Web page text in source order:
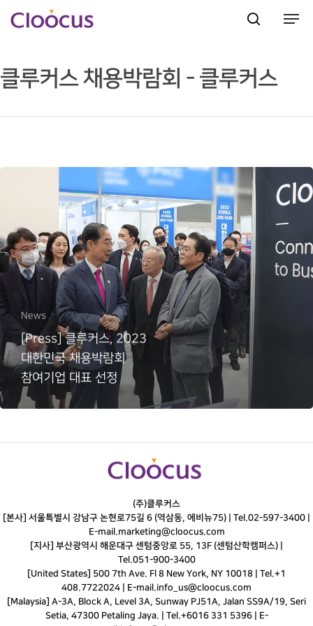
Hit enter to search or ESC to close
클루커스 채용박람회 - 클루커스
News
[Press] 클루커스, 2023
대한민국 채용박람회
참여기업 대표 선정
(주)클루커스
[본사] 서울특별시 강남구 논현로75길 6 (역삼동, 에비뉴75) | Tel.02-597-3400
E-mail.marketing@cloocus.com
[지사] 부산광역시 해운대구 센텀중앙로 55, 13F (센텀산학캠퍼스) |
Tel.051-900-3400
[United States] 500 7th Ave. Fl 8 New York, NY 10018 | Tel.+1
408.7722024 | E-mail.info_us@cloocus.com
[Malaysia] A-3A, Block A, Level 3A, Sunway PJ51A, Jalan SS9A/19, Seri
Setia, 47300 Petaling Jaya. | Tel.+6016 331 5396 | E-